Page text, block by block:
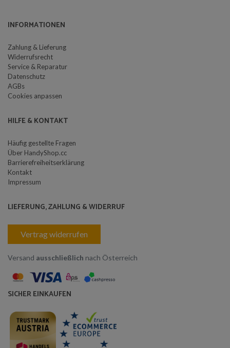
INFORMATIONEN
Zahlung & Lieferung
Widerrufsrecht
Service & Reparatur
Datenschutz
AGBs
Cookies anpassen
HILFE & KONTAKT
Häufig gestellte Fragen
Über HandyShop.cc
Barrierefreiheitserklärung
Kontakt
Impressum
LIEFERUNG, ZAHLUNG & WIDERRUF
Vertrag widerrufen
Versand ausschließlich nach Österreich
SICHER EINKAUFEN